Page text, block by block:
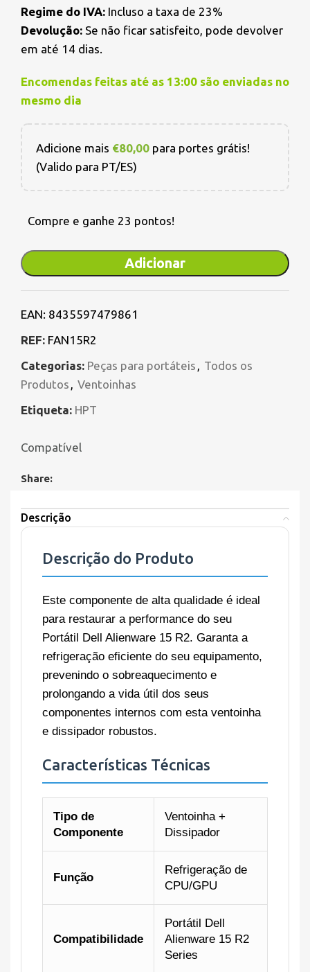
Regime do IVA: Incluso a taxa de 23%
Devolução: Se não ficar satisfeito, pode devolver
em até 14 dias.
Encomendas feitas até as 13:00 são enviadas no
mesmo dia
Adicione mais €80,00 para portes grátis!
(Valido para PT/ES)
Compre e ganhe 23 pontos!
Adicionar
EAN: 8435597479861
REF: FAN15R2
Categorias: Peças para portáteis , Todos os
Produtos , Ventoinhas
Etiqueta: HPT
Compatível
Share:
Descrição
Descrição do Produto
Este componente de alta qualidade é ideal
para restaurar a performance do seu
Portátil Dell Alienware 15 R2. Garanta a
refrigeração eficiente do seu equipamento,
prevenindo o sobreaquecimento e
prolongando a vida útil dos seus
componentes internos com esta ventoinha
e dissipador robustos.
Características Técnicas
Tipo de
Componente
Ventoinha +
Dissipador
Função
Refrigeração de
CPU/GPU
Compatibilidade
Portátil Dell
Alienware 15 R2
Series